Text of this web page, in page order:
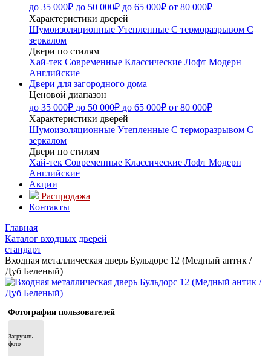
до 35 000₽ до 50 000₽ до 65 000₽ от 80 000₽
Характеристики дверей
Шумоизоляционные Утепленные С терморазрывом С
зеркалом
Двери по стилям
Хай-тек Современные Классические Лофт Модерн
Английские
Двери для загородного дома
Ценовой диапазон
до 35 000₽ до 50 000₽ до 65 000₽ от 80 000₽
Характеристики дверей
Шумоизоляционные Утепленные С терморазрывом С
зеркалом
Двери по стилям
Хай-тек Современные Классические Лофт Модерн
Английские
Акции
Распродажа
Контакты
Главная
Каталог входных дверей
стандарт
Входная металлическая дверь Бульдорс 12 (Медный антик /
Дуб Беленый)
Фотографии пользователей
Загрузить
фото